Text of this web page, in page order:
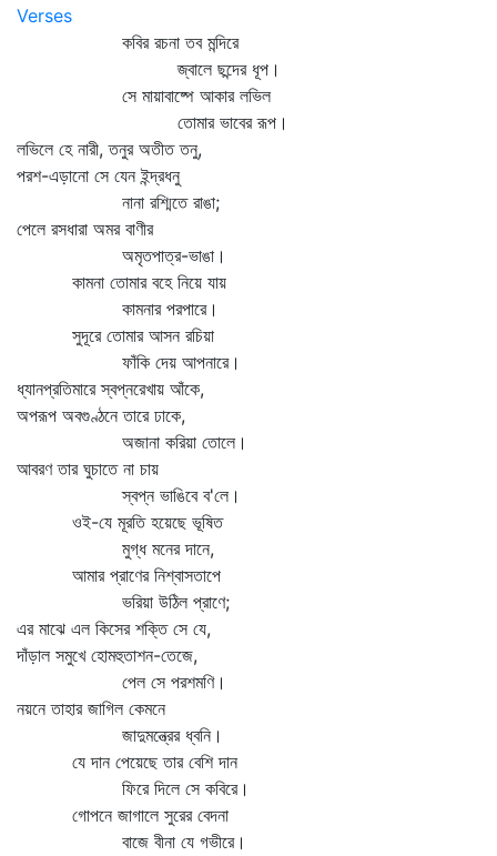
Verses
কবির রচনা তব মন্দিরে
জ্বালে ছন্দের ধূপ।
সে মায়াবাষ্পে আকার লভিল
তোমার ভাবের রূপ।
লভিলে হে নারী, তনুর অতীত তনু,
পরশ-এড়ানো সে যেন ইন্দ্রধনু
নানা রশ্মিতে রাঙা;
পেলে রসধারা অমর বাণীর
অমৃতপাত্র-ভাঙা।
কামনা তোমার বহে নিয়ে যায়
কামনার পরপারে।
সুদূরে তোমার আসন রচিয়া
ফাঁকি দেয় আপনারে।
ধ্যানপ্রতিমারে স্বপ্নরেখায় আঁকে,
অপরূপ অবগুণ্ঠনে তারে ঢাকে,
অজানা করিয়া তোলে।
আবরণ তার ঘুচাতে না চায়
স্বপ্ন ভাঙিবে ব'লে।
ওই-যে মূরতি হয়েছে ভূষিত
মুগ্ধ মনের দানে,
আমার প্রাণের নিশ্বাসতাপে
ভরিয়া উঠিল প্রাণে;
এর মাঝে এল কিসের শক্তি সে যে,
দাঁড়াল সমুখে হোমহুতাশন-তেজে,
পেল সে পরশমণি।
নয়নে তাহার জাগিল কেমনে
জাদুমন্ত্রের ধ্বনি।
যে দান পেয়েছে তার বেশি দান
ফিরে দিলে সে কবিরে।
গোপনে জাগালে সুরের বেদনা
বাজে বীনা যে গভীরে।